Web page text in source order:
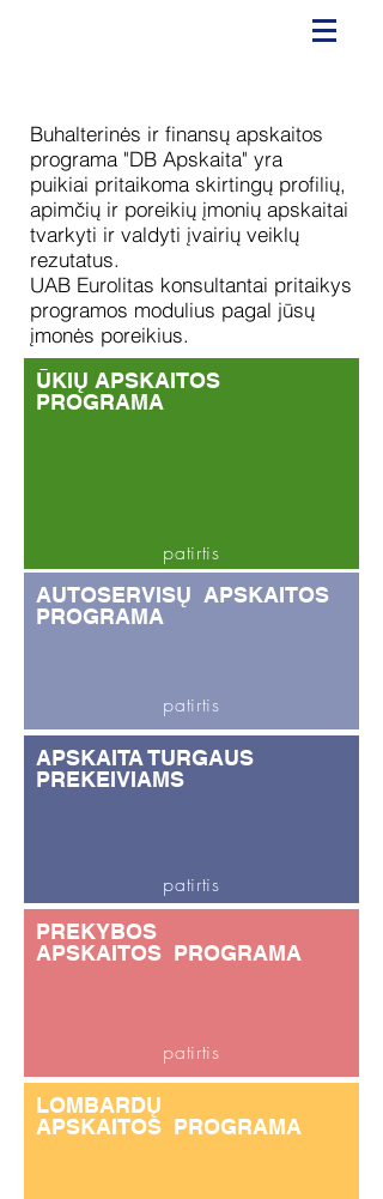
Buhalterinės ir finansų apskaitos
programa "DB Apskaita" yra
puikiai pritaikoma skirtingų profilių,
apimčių ir poreikių įmonių apskaitai
tvarkyti ir valdyti įvairių veiklų
rezutatus.
UAB Eurolitas konsultantai pritaikys
programos modulius pagal jūsų
įmonės poreikius.
ŪKIŲ APSKAITOS
PROGRAMA
patirtis
AUTOSERVISŲ APSKAITOS
PROGRAMA
patirtis
APSKAITA TURGAUS
PREKEIVIAMS
patirtis
PREKYBOS
APSKAITOS PROGRAMA
patirtis
LOMBARDŲ
APSKAITOS PROGRAMA